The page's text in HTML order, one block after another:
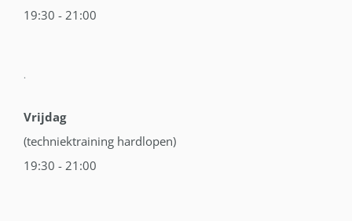
19:30 - 21:00
.
Vrijdag
(techniektraining hardlopen)
19:30 - 21:00